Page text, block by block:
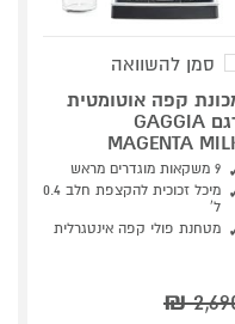
סמן להשוואה
קפה אוטומטית
דגם GAGGIA
MAGENTA
9 משקאות מוגדרים מראש
מיכל זכוכית להקצפת חלב 0.4
ל'
מטחנת פולי קפה אינטגרלית
₪